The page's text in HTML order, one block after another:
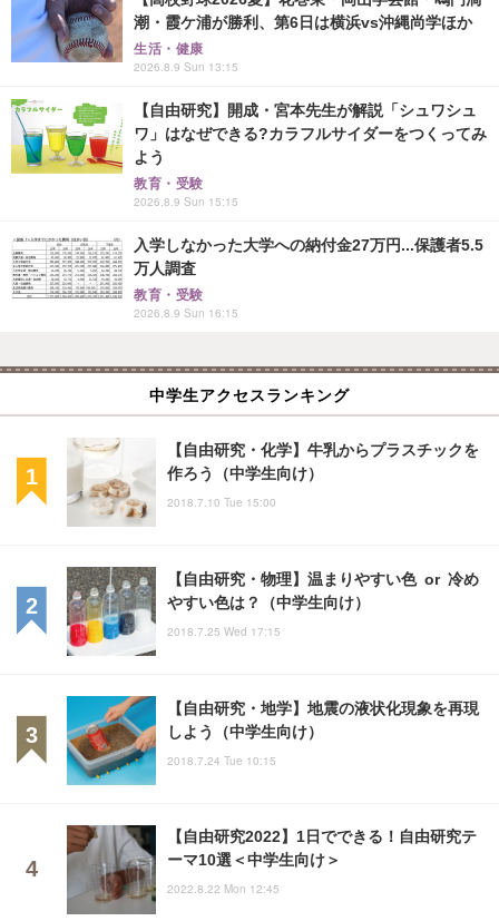
潮・霞ケ浦が勝利、第6日は横浜vs沖縄尚学ほか
生活・健康
2026.8.9 Sun 13:15
【自由研究】開成・宮本先生が解説「シュワシュ
ワ」はなぜできる?カラフルサイダーをつくってみ
よう
教育・受験
2026.8.9 Sun 15:15
入学しなかった大学への納付金27万円...保護者5.5
万人調査
教育・受験
2026.8.9 Sun 16:15
中学生アクセスランキング
【自由研究・化学】牛乳からプラスチックを
作ろう（中学生向け）
2018.7.10 Tue 15:00
【自由研究・物理】温まりやすい色 or 冷め
やすい色は？（中学生向け）
2018.7.25 Wed 17:15
【自由研究・地学】地震の液状化現象を再現
しよう（中学生向け）
2018.7.24 Tue 10:15
【自由研究2022】1日でできる！自由研究テ
ーマ10選＜中学生向け＞
2022.8.22 Mon 12:45